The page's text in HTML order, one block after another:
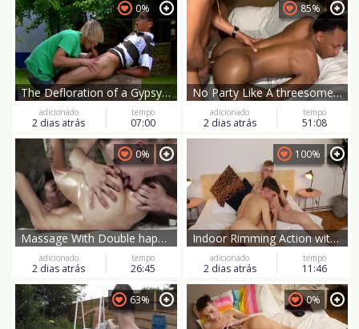
The Defloration of a Gypsy Boy - Luis Blava's Maiden Voyage
0%
adicionado
2 dias atrás
tempo
07:00
No Party Like A threesome Party
85%
adicionado
2 dias atrás
tempo
51:08
Massage With Double happy Endings
0%
adicionado
2 dias atrás
tempo
26:45
Indoor Rimming Action with Apolo
100%
adicionado
2 dias atrás
tempo
11:46
63% 0%